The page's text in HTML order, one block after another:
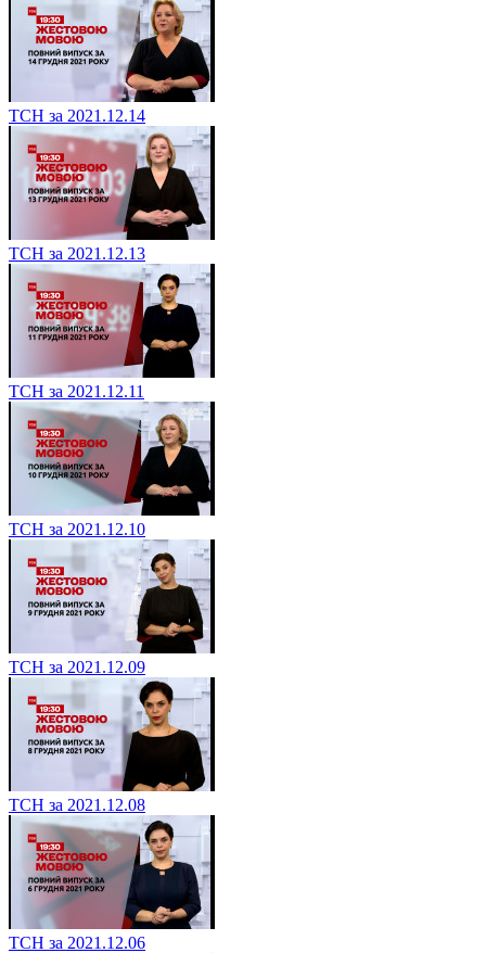
ТСН за 2021.12.14
ТСН за 2021.12.13
ТСН за 2021.12.11
ТСН за 2021.12.10
ТСН за 2021.12.09
ТСН за 2021.12.08
ТСН за 2021.12.06